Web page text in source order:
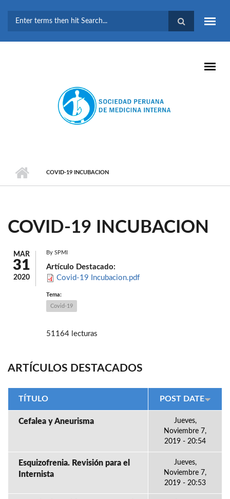
BÚSQUEDA
COVID-19 INCUBACION
COVID-19 INCUBACION
MAR
31
2020
By SPMI
Artículo Destacado:
Covid-19 Incubacion.pdf
Tema:
Covid-19
51164 lecturas
ARTÍCULOS DESTACADOS
TÍTULO POST DATE
Cefalea y Aneurisma
Jueves,
Noviembre 7,
2019 - 20:54
Esquizofrenia. Revisión para el
Internista
Jueves,
Noviembre 7,
2019 - 20:53